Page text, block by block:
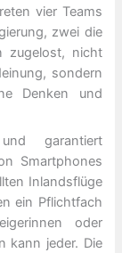
vier Teams
zwei die
zugelost, nicht
sondern
Denken und
garantiert
Smartphones
Inlandsflüge
ein Pflichtfach
oder
kann jeder. Die